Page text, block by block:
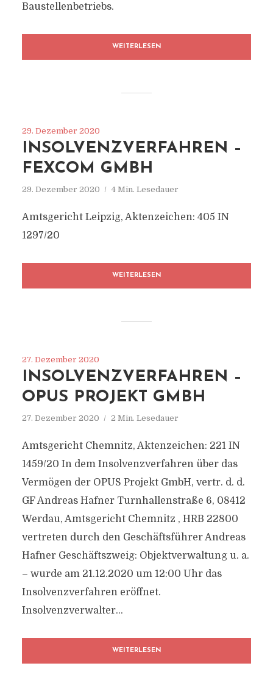
Baustellenbetriebs.
WEITERLESEN
29. Dezember 2020
INSOLVENZVERFAHREN –
FEXCOM GMBH
29. Dezember 2020 4 Min. Lesedauer
Amtsgericht Leipzig, Aktenzeichen: 405 IN
1297/20
WEITERLESEN
27. Dezember 2020
INSOLVENZVERFAHREN –
OPUS PROJEKT GMBH
27. Dezember 2020 2 Min. Lesedauer
Amtsgericht Chemnitz, Aktenzeichen: 221 IN
1459/20 In dem Insolvenzverfahren über das
Vermögen der OPUS Projekt GmbH, vertr. d. d.
GF Andreas Hafner Turnhallenstraße 6, 08412
Werdau, Amtsgericht Chemnitz , HRB 22800
vertreten durch den Geschäftsführer Andreas
Hafner Geschäftszweig: Objektverwaltung u. a.
– wurde am 21.12.2020 um 12:00 Uhr das
Insolvenzverfahren eröffnet.
Insolvenzverwalter...
WEITERLESEN